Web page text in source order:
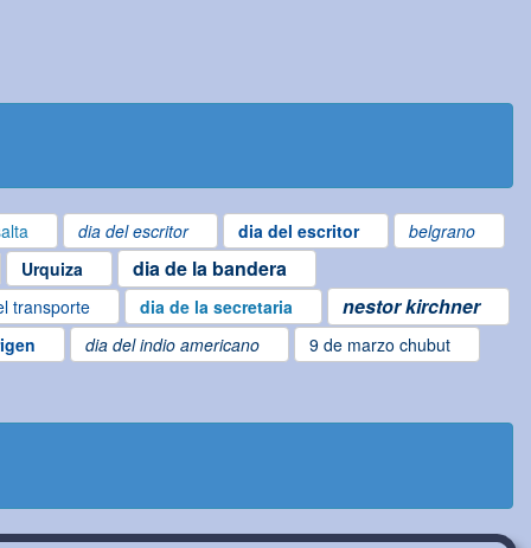
dia del escritor dia del escritor
belgrano
Urquiza dia de la bandera
transporte dia de la secretaria nestor kirchner
dia del indio americano
9 de marzo chubut